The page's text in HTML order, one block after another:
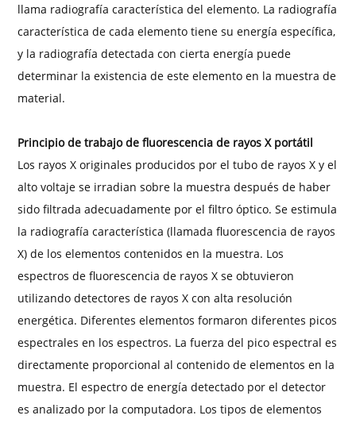
llama radiografía característica del elemento. La radiografía
característica de cada elemento tiene su energía específica,
y la radiografía detectada con cierta energía puede
determinar la existencia de este elemento en la muestra de
material.
Principio de trabajo de fluorescencia de rayos X portátil
Los rayos X originales producidos por el tubo de rayos X y el
alto voltaje se irradian sobre la muestra después de haber
sido filtrada adecuadamente por el filtro óptico. Se estimula
la radiografía característica (llamada fluorescencia de rayos
X) de los elementos contenidos en la muestra. Los
espectros de fluorescencia de rayos X se obtuvieron
utilizando detectores de rayos X con alta resolución
energética. Diferentes elementos formaron diferentes picos
espectrales en los espectros. La fuerza del pico espectral es
directamente proporcional al contenido de elementos en la
muestra. El espectro de energía detectado por el detector
es analizado por la computadora. Los tipos de elementos